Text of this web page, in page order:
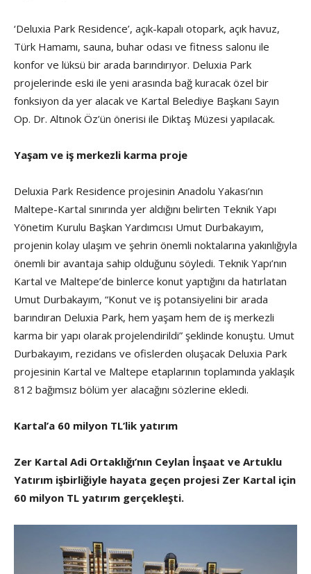
‘Deluxia Park Residence’, açık-kapalı otopark, açık havuz,
Türk Hamamı, sauna, buhar odası ve fitness salonu ile
konfor ve lüksü bir arada barındırıyor. Deluxia Park
projelerinde eski ile yeni arasında bağ kuracak özel bir
fonksiyon da yer alacak ve Kartal Belediye Başkanı Sayın
Op. Dr. Altınok Öz’ün önerisi ile Diktaş Müzesi yapılacak.
Yaşam ve iş merkezli karma proje
Deluxia Park Residence projesinin Anadolu Yakası’nın
Maltepe-Kartal sınırında yer aldığını belirten Teknik Yapı
Yönetim Kurulu Başkan Yardımcısı Umut Durbakayım,
projenin kolay ulaşım ve şehrin önemli noktalarına yakınlığıyla
önemli bir avantaja sahip olduğunu söyledi. Teknik Yapı’nın
Kartal ve Maltepe’de binlerce konut yaptığını da hatırlatan
Umut Durbakayım, “Konut ve iş potansiyelini bir arada
barındıran Deluxia Park, hem yaşam hem de iş merkezli
karma bir yapı olarak projelendirildi” şeklinde konuştu. Umut
Durbakayım, rezidans ve ofislerden oluşacak Deluxia Park
projesinin Kartal ve Maltepe etaplarının toplamında yaklaşık
812 bağımsız bölüm yer alacağını sözlerine ekledi.
Kartal’a 60 milyon TL’lik yatırım
Zer Kartal Adi Ortaklığı’nın Ceylan İnşaat ve Artuklu
Yatırım işbirliğiyle hayata geçen projesi Zer Kartal için
60 milyon TL yatırım gerçekleşti.